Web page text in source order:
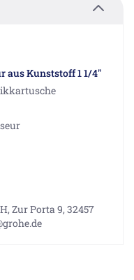
aus Kunststoff 1 1/4"
Zur Porta 9, 32457